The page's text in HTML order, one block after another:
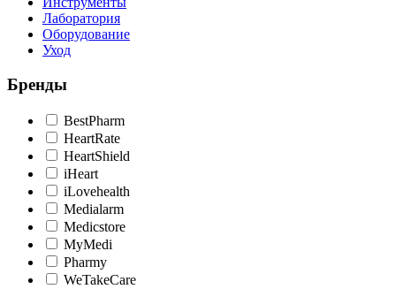
Лаборатория
Оборудование
Уход
Бренды
BestPharm
HeartRate
HeartShield
iHeart
iLovehealth
Medialarm
Medicstore
MyMedi
Pharmy
WeTakeCare